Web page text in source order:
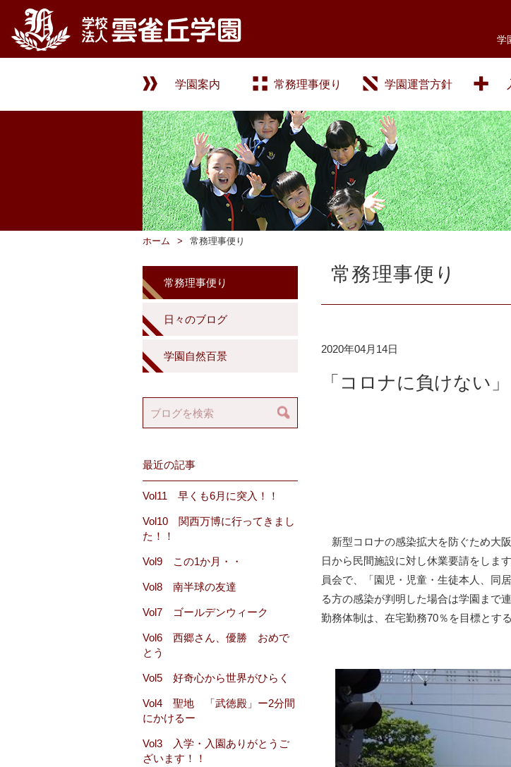
学
学園案内 常務理事便り 学園運営方針
ホーム 常務理事便り
常務理事便り
2020年04月14日
「コロナに負けない」
新型コロナの感染拡大を防ぐため大
日から民間施設に対し休業要請をしま
員会で、「園児・児童・生徒本人、同
る方の感染が判明した場合は学園まで
勤務体制は、在宅勤務70％を目標とす
常務理事便り
日々のブログ
学園自然百景
最近の記事
Vol11 早くも6月に突入！！
Vol10 関西万博に行ってきまし
た！！
Vol9 この1か月・・
Vol8 南半球の友達
Vol7 ゴールデンウィーク
Vol6 西郷さん、優勝 おめで
とう
Vol5 好奇心から世界がひらく
Vol4 聖地 「武徳殿」ー2分間
にかけるー
Vol3 入学・入園ありがとうご
ざいます！！